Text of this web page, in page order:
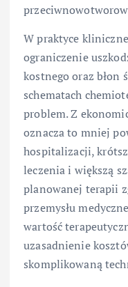
W praktyce
ograniczenie
kostnego oraz błon
schematach
problem. Z
oznacza to mniej
hospitalizacji,
leczenia i większą
planowanej terapii
przemysłu
wartość
uzasadnienie
skomplikowaną